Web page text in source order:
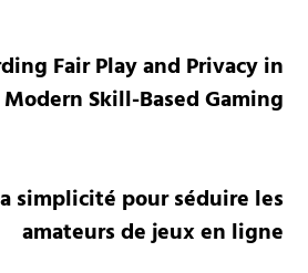
Fair Play and Privacy in
Modern Skill-Based Gaming
simplicité pour séduire les
amateurs de jeux en ligne